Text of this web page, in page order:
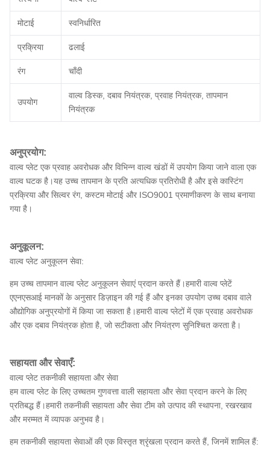
मोटाई स्वनिर्धारित
प्रक्रिया ढलाई
रंग चाँदी
उपयोग
वाल्व डिस्क, दबाव नियंत्रक, प्रवाह नियंत्रक, तापमान
नियंत्रक
अनुप्रयोग:
वाल्व प्लेट एक प्रवाह अवरोधक और विभिन्न वाल्व खंडों में उपयोग किया जाने वाला एक
वाल्व घटक है।यह उच्च तापमान के प्रति अत्यधिक प्रतिरोधी है और इसे कास्टिंग
प्रक्रिया और सिल्वर रंग, कस्टम मोटाई और ISO9001 प्रमाणीकरण के साथ बनाया
गया है।
अनुकूलन:
वाल्व प्लेट अनुकूलन सेवा:
हम उच्च तापमान वाल्व प्लेट अनुकूलन सेवाएं प्रदान करते हैं।हमारी वाल्व प्लेटें
एएनएसआई मानकों के अनुसार डिज़ाइन की गई हैं और इनका उपयोग उच्च दबाव वाले
औद्योगिक अनुप्रयोगों में किया जा सकता है।हमारी वाल्व प्लेटों में एक प्रवाह अवरोधक
और एक दबाव नियंत्रक होता है, जो सटीकता और नियंत्रण सुनिश्चित करता है।
सहायता और सेवाएँ:
वाल्व प्लेट तकनीकी सहायता और सेवा
हम वाल्व प्लेट के लिए उच्चतम गुणवत्ता वाली सहायता और सेवा प्रदान करने के लिए
प्रतिबद्ध हैं।हमारी तकनीकी सहायता और सेवा टीम को उत्पाद की स्थापना, रखरखाव
और मरम्मत में व्यापक अनुभव है।
हम तकनीकी सहायता सेवाओं की एक विस्तृत श्रृंखला प्रदान करते हैं, जिनमें शामिल हैं: